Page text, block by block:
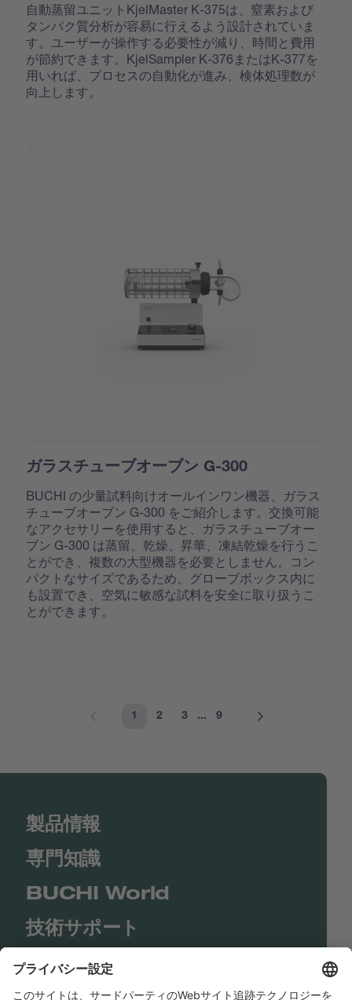
自動蒸留ユニットKjelMaster K-375は、窒素および
タンパク質分析が容易に行えるよう設計されていま
す。ユーザーが操作する必要性が減り、時間と費用
が節約できます。KjelSampler K-376またはK-377を
用いれば、プロセスの自動化が進み、検体処理数が
向上します。
ガラスチューブオーブン G-300
BUCHI の少量試料向けオールインワン機器、ガラス
チューブオーブン G-300 をご紹介します。交換可能
なアクセサリーを使用すると、ガラスチューブオー
ブン G-300 は蒸留、乾燥、昇華、凍結乾燥を行うこ
とができ、複数の大型機器を必要としません。コン
パクトなサイズであるため、グローブボックス内に
も設置でき、空気に敏感な試料を安全に取り扱うこ
とができます。
1 2 3 ... 9
製品情報
専門知識
BUCHI World
技術サポート
Shop